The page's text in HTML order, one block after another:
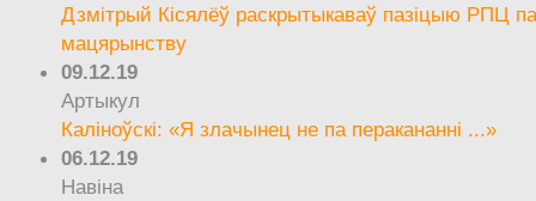
Дзмітрый Кісялёў раскрытыкаваў пазіцыю РПЦ
мацярынству
09.12.19
Артыкул
Каліноўскі: «Я злачынец не па перакананні ...»
06.12.19
Навіна